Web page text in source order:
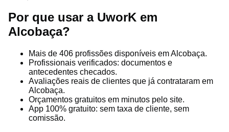
Por que usar a UworK em
Alcobaça?
Mais de 406 profissões disponíveis em Alcobaça.
Profissionais verificados: documentos e
antecedentes checados.
Avaliações reais de clientes que já contrataram em
Alcobaça.
Orçamentos gratuitos em minutos pelo site.
App 100% gratuito: sem taxa de cliente, sem
comissão.